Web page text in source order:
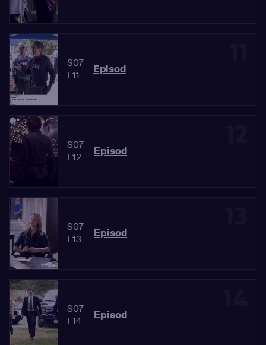
S07
E11
Episod
S07
E12
Episod
S07
E13
Episod
S07
E14
Episod